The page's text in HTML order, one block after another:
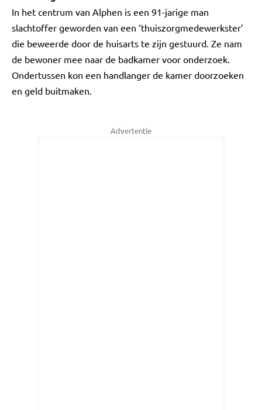
In het centrum van Alphen is een 91-jarige man
slachtoffer geworden van een ‘thuiszorgmedewerkster’
die beweerde door de huisarts te zijn gestuurd. Ze nam
de bewoner mee naar de badkamer voor onderzoek.
Ondertussen kon een handlanger de kamer doorzoeken
en geld buitmaken.
Advertentie